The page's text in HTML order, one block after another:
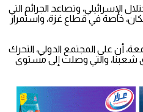
الإسرائيلي، وتصاعد الجرائم التي
خاصة في قطاع غزة، واستمرار
أن على المجتمع الدولي، التحرك
شعبنا، والتي وصلت إلى مستوى